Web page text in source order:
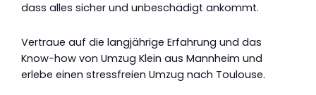
dass alles sicher und unbeschädigt ankommt.
Vertraue auf die langjährige Erfahrung und das
Know-how von Umzug Klein aus Mannheim und
erlebe einen stressfreien Umzug nach Toulouse.